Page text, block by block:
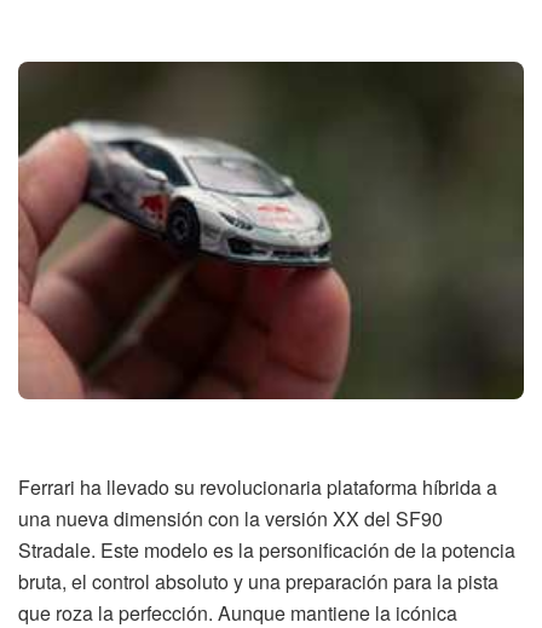
Ferrari ha llevado su revolucionaria plataforma híbrida a
una nueva dimensión con la versión XX del SF90
Stradale. Este modelo es la personificación de la potencia
bruta, el control absoluto y una preparación para la pista
que roza la perfección. Aunque mantiene la icónica